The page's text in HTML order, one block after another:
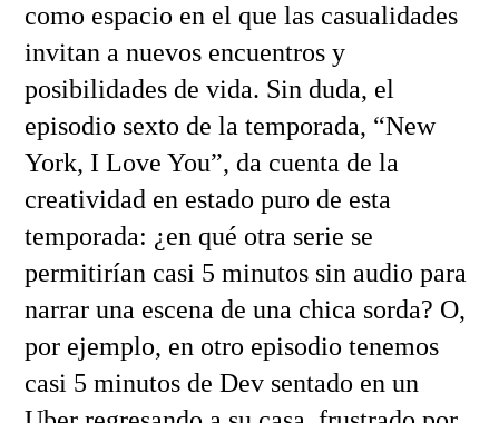
como espacio en el que las casualidades
invitan a nuevos encuentros y
posibilidades de vida. Sin duda, el
episodio sexto de la temporada, “New
York, I Love You”, da cuenta de la
creatividad en estado puro de esta
temporada: ¿en qué otra serie se
permitirían casi 5 minutos sin audio para
narrar una escena de una chica sorda? O,
por ejemplo, en otro episodio tenemos
casi 5 minutos de Dev sentado en un